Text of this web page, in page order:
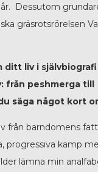
Dessutom
gräsrotsrörelsen
liv i självbiografi
från peshmerga till
säga något kort
från barndomens
progressiva kamp
lämna min